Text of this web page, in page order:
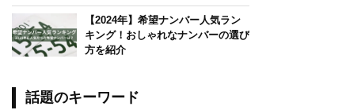
【2024年】希望ナンバー人気ラン
キング！おしゃれなナンバーの選び
方を紹介
話題のキーワード